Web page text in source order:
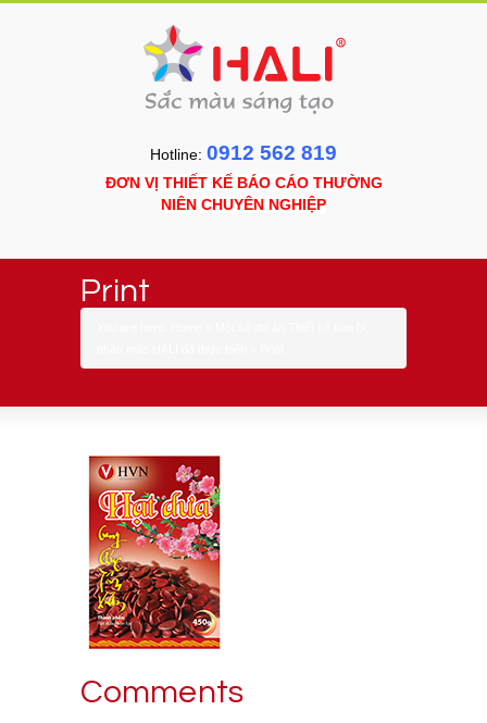
Hotline: 0912 562 819
ĐƠN VỊ THIẾT KẾ BÁO CÁO THƯỜNG
NIÊN CHUYÊN NGHIỆP
Print
Comments